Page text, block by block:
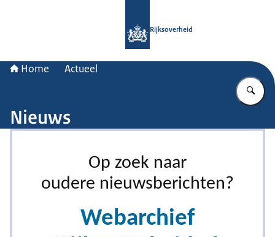
Rijksoverheid
Home Actueel
Nieuws